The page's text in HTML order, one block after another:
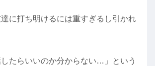
に打ち明けるには重すぎるし引かれ
たらいいのか分からない…」という